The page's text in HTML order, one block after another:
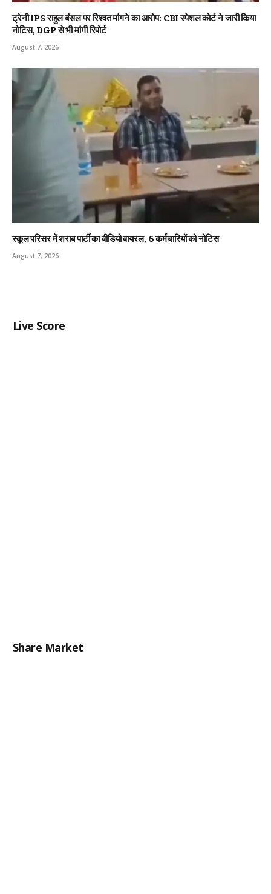
ट्रेनी IPS राहुल बंसल पर रिश्वत मांगने का आरोप: CBI स्पेशल कोर्ट ने जारी किया
नोटिस, DGP से भी मांगी रिपोर्ट
August 7, 2026
स्कूल परिसर में शराब पार्टी का वीडियो वायरल, 6 कर्मचारियों को नोटिस
August 7, 2026
Live Score
Share Market